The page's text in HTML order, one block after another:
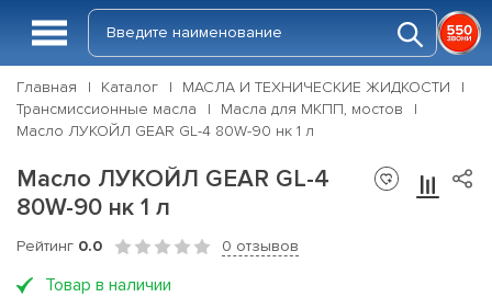
Главная Каталог
МАСЛА И ТЕХНИЧЕСКИЕ ЖИДКОСТИ
Трансмиссионные масла
Масла для МКПП, мостов
Масло ЛУКОЙЛ GEAR GL-4 80W-90 нк 1 л
Масло ЛУКОЙЛ GEAR GL-4
80W-90 нк 1 л
Рейтинг 0.0 0 отзывов
Товар в наличии